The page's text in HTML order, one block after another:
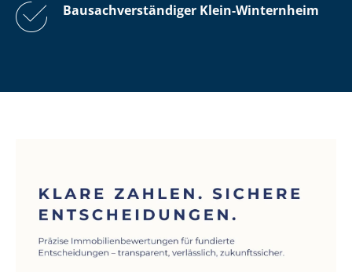
Bau­sach­ver­stän­di­ger Klein-Winternheim